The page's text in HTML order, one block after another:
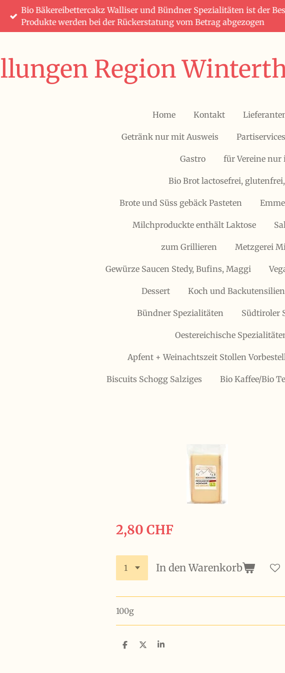
Zum
Hauptinhalt
springen
Bio Bäkereibettercakz Walliser und Bündner Spezialitäten ist der
Produkte werden bei der Rückerstatung vom Betrag abgezogen
Region
Home Kontakt
Getränk nur mit Ausweis Partiservices
Gastro für Vereine
Bio Brot lactosefrei,
Brote und Süss gebäck Pasteten
Milchproduckte enthält Laktose
zum Grillieren Metzgerei
Gewürze Saucen Stedy, Bufins, Maggi
Dessert Koch und
Bündner Spezialitäten Südtiroler
Oestereichische
Apfent + Weinachtszeit Stollen
Biscuits Schogg Salziges Bio Kaffee/Bio
2,80 CHF
In den Warenkorb
100g
T
T
T